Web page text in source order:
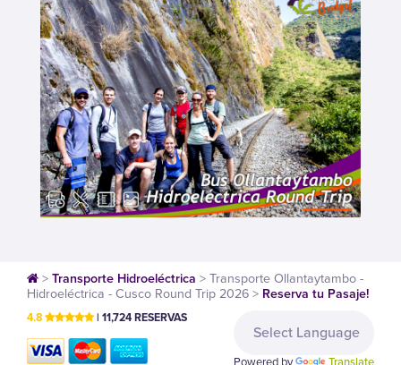
> Transporte Hidroeléctrica >Transporte Ollantaytambo -
Hidroeléctrica - Cusco Round Trip2026 > Reserva tu Pasaje!
4.8 | 11,724 RESERVAS
Powered by Translate